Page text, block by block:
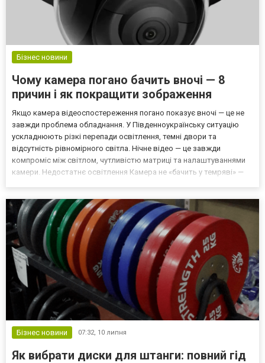
Бізнес новини
Чому камера погано бачить вночі — 8
причин і як покращити зображення
Якщо камера відеоспостереження погано показує вночі — це не
завжди проблема обладнання. У Південноукраїнську ситуацію
ускладнюють різкі перепади освітлення, темні двори та
відсутність рівномірного світла. Нічне відео — це завжди
компроміс між світлом, чутливістю матриці та налаштуваннями
камери. Недостатнє освітлення Камера не «бачить у темряві» —
Бізнес новини 07:32, 10 липня
Як вибрати диски для штанги: повний гід